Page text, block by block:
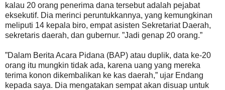
kalau 20 orang penerima dana tersebut adalah pejabat
eksekutif. Dia merinci peruntukkannya, yang kemungkinan
meliputi 14 kepala biro, empat asisten Sekretariat Daerah,
sekretaris daerah, dan gubernur. ”Jadi genap 20 orang.”
”Dalam Berita Acara Pidana (BAP) atau duplik, data ke-20
orang itu mungkin tidak ada, karena uang yang mereka
terima konon dikembalikan ke kas daerah,” ujar Endang
kepada saya. Dia mengatakan sempat akan disuap untuk